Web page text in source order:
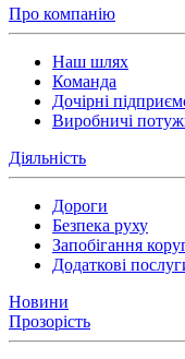
Про компанію
Наш шлях
Команда
Дочірні
Виробничі
Діяльність
Дороги
Безпека руху
Запобігання
Додаткові
Новини
Прозорість